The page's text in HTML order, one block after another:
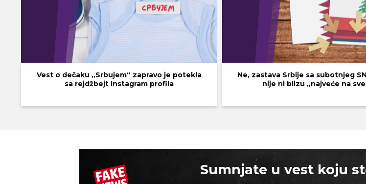
Vest o dečaku „Srbujem“ zapravo je potekla
sa rejdžbejt Instagram profila
Ne, zastava Srbije sa subotnjeg
nije ni blizu „najveće na
Sumnjate u vest koju